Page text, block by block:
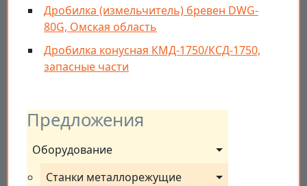
Предложения
Оборудование
Станки металлорежущие
Дробилка (измельчитель) бревен DWG-
80G, Омская область
Дробилка конусная КМД-1750/КСД-1750,
запасные части